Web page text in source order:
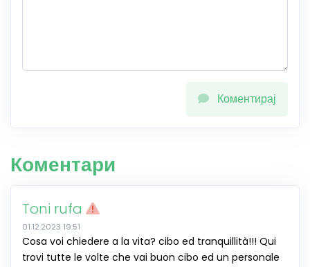
Коментирај
Коментари
Toni rufa
01.12.2023 19:51
Cosa voi chiedere a la vita? cibo ed tranquillità!!! Qui
trovi tutte le volte che vai buon cibo ed un personale